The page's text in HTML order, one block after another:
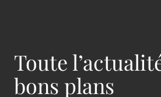
Toute
bons plans